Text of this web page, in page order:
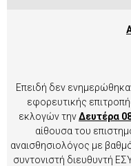
Επειδή δεν
εφορευτικής
εκλογών τηνΔευτέρα
αίθουσα του
αναισθησιολόγος με
συντονιστή διευθυντή